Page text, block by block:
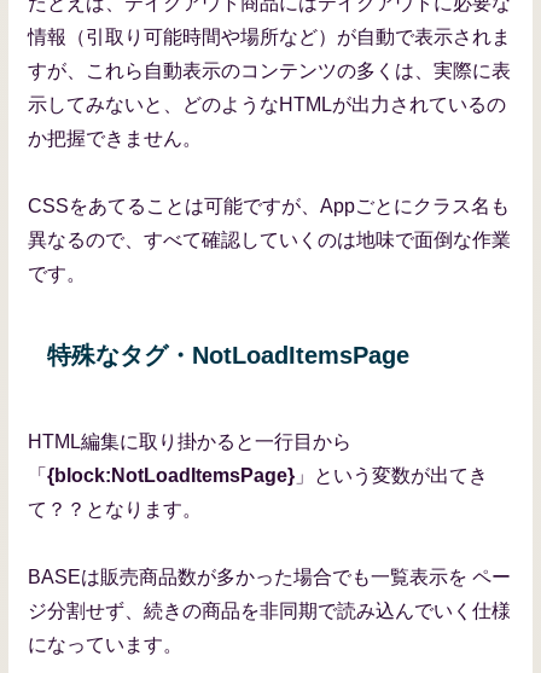
情報（引取り可能時間や場所など）が自動で表示されま
すが、これら自動表示のコンテンツの多くは、実際に表
示してみないと、どのようなHTMLが出力されているの
か把握できません。
CSSをあてることは可能ですが、Appごとにクラス名も
異なるので、すべて確認していくのは地味で面倒な作業
です。
特殊なタグ・NotLoadItemsPage
HTML編集に取り掛かると一行目から
「 {block:NotLoadItemsPage}」という変数が出てき
て？？となります。
BASEは販売商品数が多かった場合でも一覧表示を ペー
ジ分割せず、続きの商品を非同期で読み込んでいく仕様
になっています。